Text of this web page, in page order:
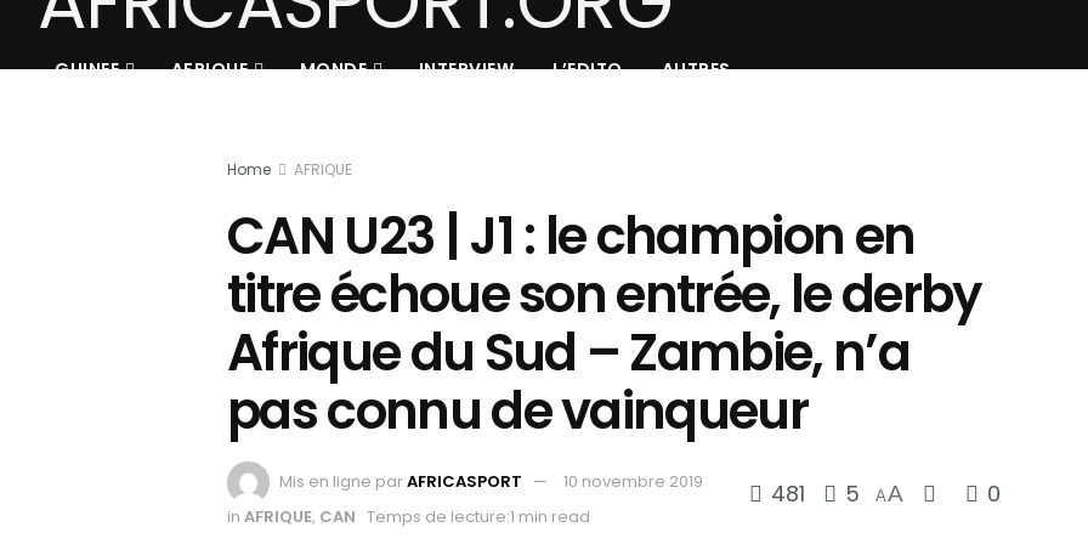
GUINEE AFRIQUE MONDE INTERVIEW L’EDITO AUTRES
Home AFRIQUE
CAN U23 | J1 : le champion en
titre échoue son entrée, le derby
Afrique du Sud – Zambie, n’a
pas connu de vainqueur
Mis en ligne parAFRICASPORT
10 novembre 2019
in AFRIQUE, CAN Temps de lecture:1 min read
481 5 AA 0